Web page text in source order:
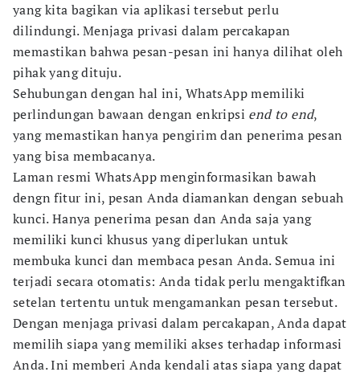
yang kita bagikan via aplikasi tersebut perlu
dilindungi. Menjaga privasi dalam percakapan
memastikan bahwa pesan-pesan ini hanya dilihat oleh
pihak yang dituju.
Sehubungan dengan hal ini, WhatsApp memiliki
perlindungan bawaan dengan enkripsi end to end,
yang memastikan hanya pengirim dan penerima pesan
yang bisa membacanya.
Laman resmi WhatsApp menginformasikan bawah
dengn fitur ini, pesan Anda diamankan dengan sebuah
kunci. Hanya penerima pesan dan Anda saja yang
memiliki kunci khusus yang diperlukan untuk
membuka kunci dan membaca pesan Anda. Semua ini
terjadi secara otomatis: Anda tidak perlu mengaktifkan
setelan tertentu untuk mengamankan pesan tersebut.
Dengan menjaga privasi dalam percakapan, Anda dapat
memilih siapa yang memiliki akses terhadap informasi
Anda. Ini memberi Anda kendali atas siapa yang dapat